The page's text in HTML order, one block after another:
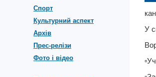
Спорт
Культурний аспект
Архів
Прес-релізи
Фото і відео
У